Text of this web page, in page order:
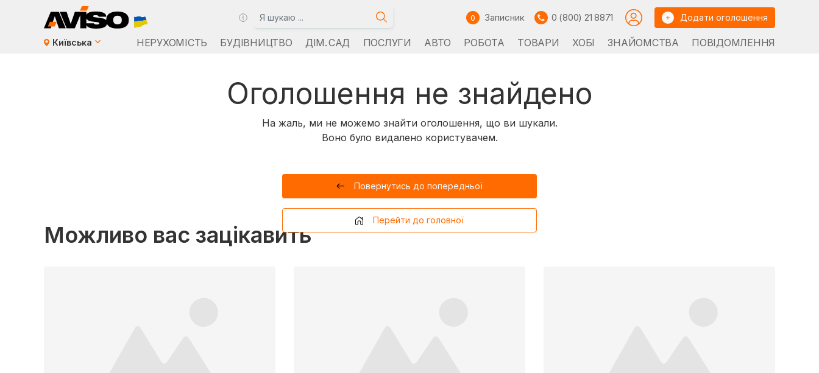
0 Записник 0 (800) 21 8871 Додати оголошення
Київська НЕРУХОМІСТЬ БУДІВНИЦТВО ДІМ. САД ПОСЛУГИ АВТО РОБОТА ТОВАРИ ХОБІ ЗНАЙОМСТВА ПОВІДОМЛЕННЯ
Оголошення не знайдено
На жаль, ми не можемо знайти оголошення, що ви шукали.
Воно було видалено користувачем.
Повернутись до попередньої
Перейти до головної
Можливо вас зацікавить